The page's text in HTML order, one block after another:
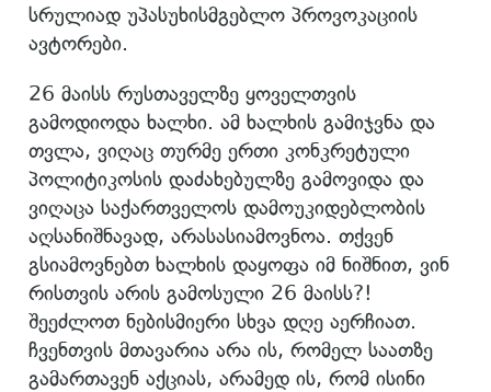
სრულიად უპასუხისმგებლო პროვოკაციის
ავტორები.
26 მაისს რუსთაველზე ყოველთვის
გამოდიოდა ხალხი. ამ ხალხის გამიჯვნა და
თვლა, ვიღაც თურმე ერთი კონკრეტული
პოლიტიკოსის დაძახებულზე გამოვიდა და
ვიღაცა საქართველოს დამოუკიდებლობის
აღსანიშნავად, არასასიამოვნოა. თქვენ
გსიამოვნებთ ხალხის დაყოფა იმ ნიშნით, ვინ
რისთვის არის გამოსული 26 მაისს?!
შეეძლოთ ნებისმიერი სხვა დღე აერჩიათ.
ჩვენთვის მთავარია არა ის, რომელ საათზე
გამართავენ აქციას, არამედ ის, რომ ისინი